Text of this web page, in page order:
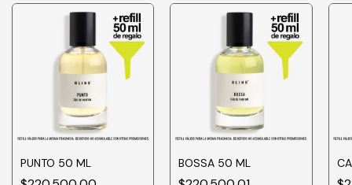
PUNTO 50 ML BOSSA 50 ML